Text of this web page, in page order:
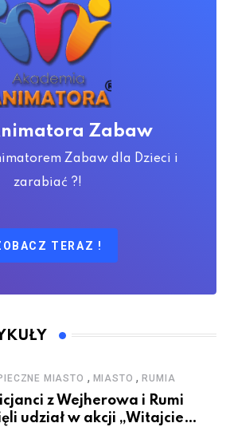
Zabaw
Zabaw dla Dzieci i
zarabiać ?!
TERAZ !
MIASTO , MIASTO ,RUMIA
z Wejherowa i Rumi
udział w akcji „Witajcie